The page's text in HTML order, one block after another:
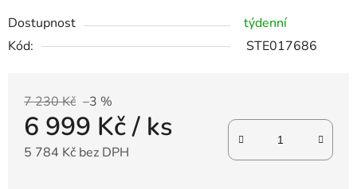
Dostupnost
týdenní
Kód:
STE017686
7 230 Kč –3 %
6 999 Kč/ ks
5 784 Kč bez DPH